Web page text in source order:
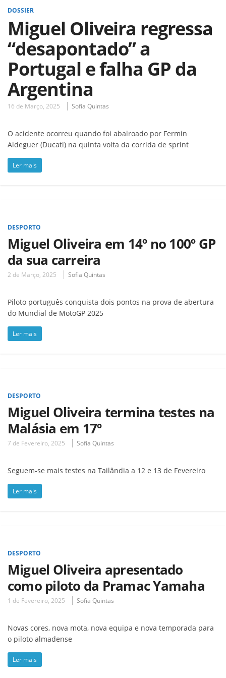
DOSSIER
Miguel Oliveira regressa
“desapontado” a
Portugal e falha GP da
Argentina
16 de Março, 2025 Sofia Quintas
O acidente ocorreu quando foi abalroado por Fermin
Aldeguer (Ducati) na quinta volta da corrida de sprint
Ler mais
DESPORTO
Miguel Oliveira em 14º no 100º GP
da sua carreira
2 de Março, 2025 Sofia Quintas
Piloto português conquista dois pontos na prova de abertura
do Mundial de MotoGP 2025
Ler mais
DESPORTO
Miguel Oliveira termina testes na
Malásia em 17º
7 de Fevereiro, 2025 Sofia Quintas
Seguem-se mais testes na Tailândia a 12 e 13 de Fevereiro
Ler mais
DESPORTO
Miguel Oliveira apresentado
como piloto da Pramac Yamaha
1 de Fevereiro, 2025 Sofia Quintas
Novas cores, nova mota, nova equipa e nova temporada para
o piloto almadense
Ler mais